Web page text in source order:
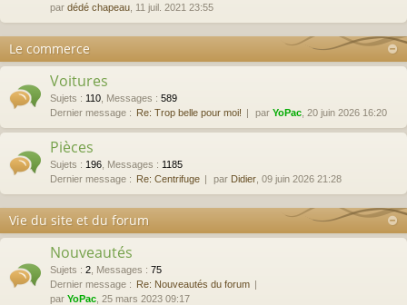
par dédé chapeau , 11 juil. 2021 23:55
Le commerce
Voitures
Sujets : 110 Messages : 589
Dernier message : Re: Trop belle pour moi! par YoPac , 20 juin 2026 16:20
Pièces
Sujets : 196 Messages : 1185
Dernier message : Re: Centrifuge par Didier , 09 juin 2026 21:28
Vie du site et du forum
Nouveautés
Sujets : 2 Messages : 75
Dernier message : Re: Nouveautés du forum
par YoPac , 25 mars 2023 09:17